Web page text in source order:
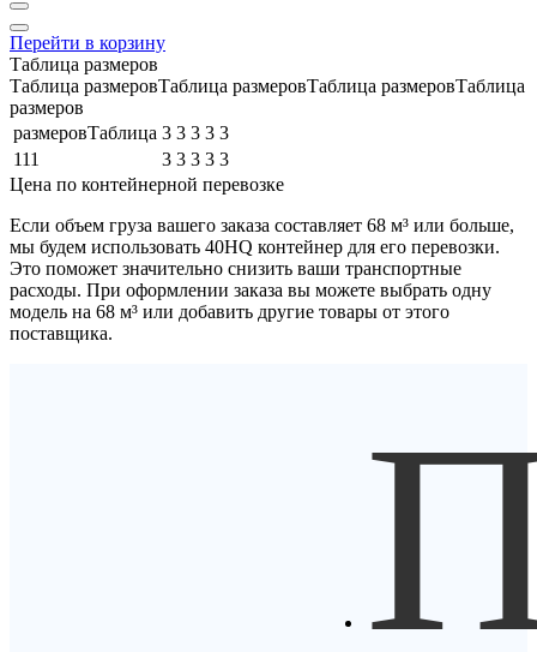
Перейти в корзину
Таблица размеров
Таблица размеровТаблица размеровТаблица размеровТаблица
размеров
размеровТаблица 3 3 3 3 3
111
3 3 3 3 3
Цена по контейнерной перевозке
Если объем груза вашего заказа составляет 68 м³ или больше,
мы будем использовать 40HQ контейнер для его перевозки.
Это поможет значительно снизить ваши транспортные
расходы. При оформлении заказа вы можете выбрать одну
модель на 68 м³ или добавить другие товары от этого
поставщика.